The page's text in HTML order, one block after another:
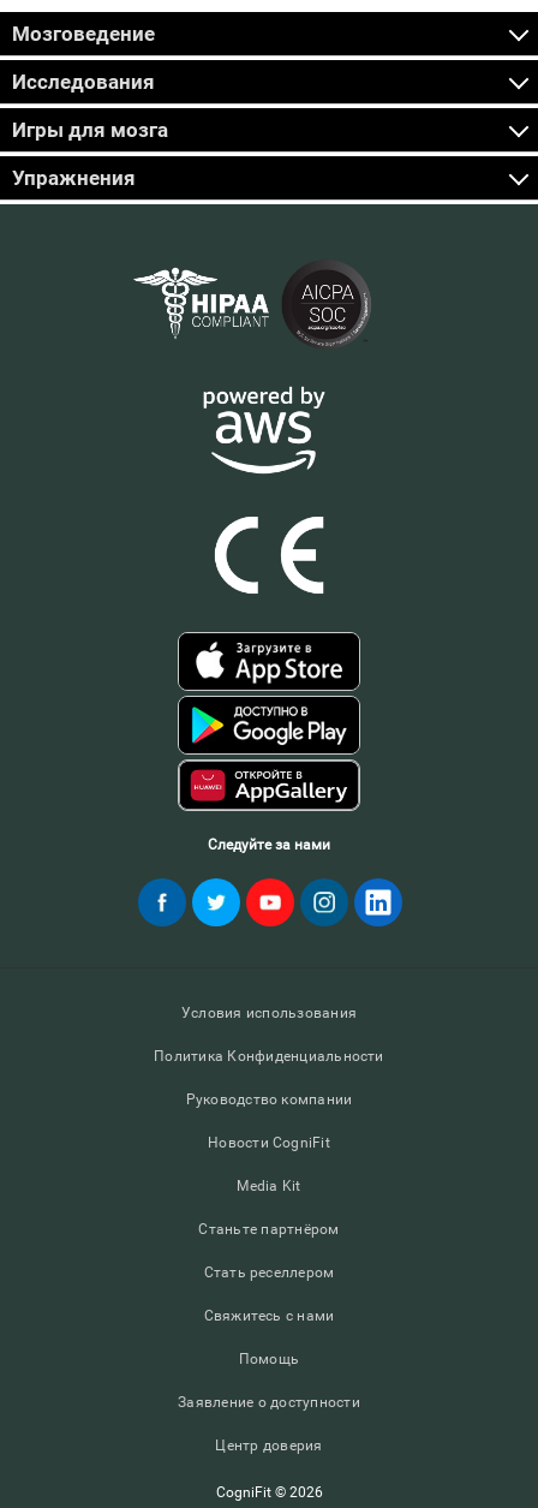
Мозговедение
Исследования
Игры для мозга
Упражнения
Следуйте за нами
Условия использования
Политика Конфиденциальности
Руководство компании
Новости CogniFit
Media Kit
Станьте партнёром
Стать реселлером
Свяжитесь с нами
Помощь
Заявление о доступности
Центр доверия
CogniFit © 2026